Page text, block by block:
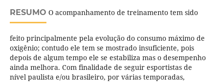
RESUMO O acompanhamento de treinamento tem sido
feito principalmente pela evolução do consumo máximo de
oxigênio; contudo ele tem se mostrado insuficiente, pois
depois de algum tempo ele se estabiliza mas o desempenho
ainda melhora. Com finalidade de seguir esportistas de
nível paulista e/ou brasileiro, por várias temporadas,